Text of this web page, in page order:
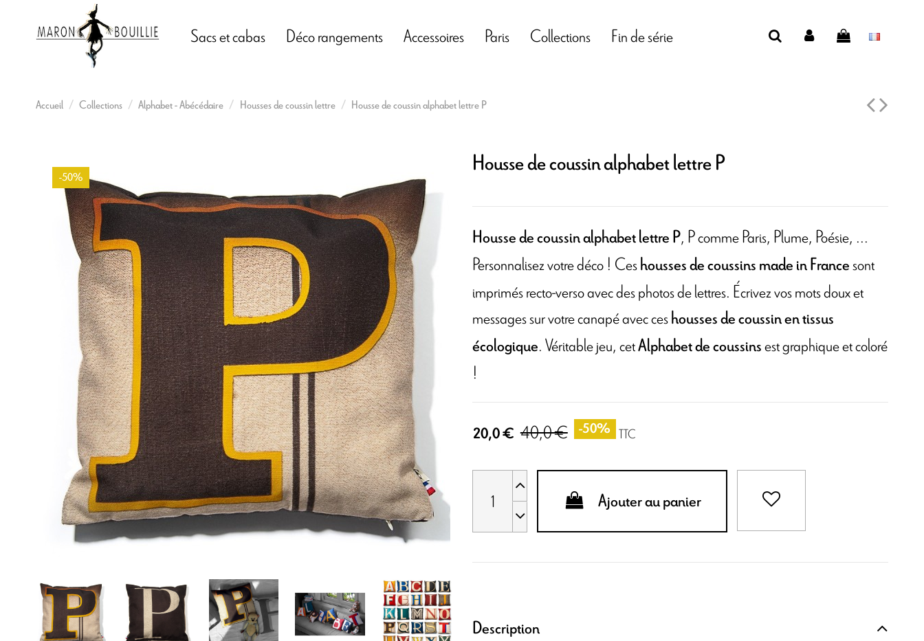
Sacs et cabas Déco rangements Accessoires Paris Collections Fin de série
Accueil Collections Alphabet - Abécédaire Housses de coussin lettre Housse de coussin alphabet lettre P
-50% Housse de coussin alphabet lettre P
Housse de coussin alphabet lettre P, P commeParis,Plume, Poésie, ...
Personnalisez votre déco ! Ceshousses de coussins made in Francesont
imprimés recto-verso avec des photos de lettres. Écrivez vos mots doux et
messages sur votre canapé avec ceshousses de coussin en tissus
écologique. Véritable jeu, cetAlphabet de coussinsest graphique et coloré
!
20,0 € 40,0 € -50% TTC
Ajouter au panier
Description